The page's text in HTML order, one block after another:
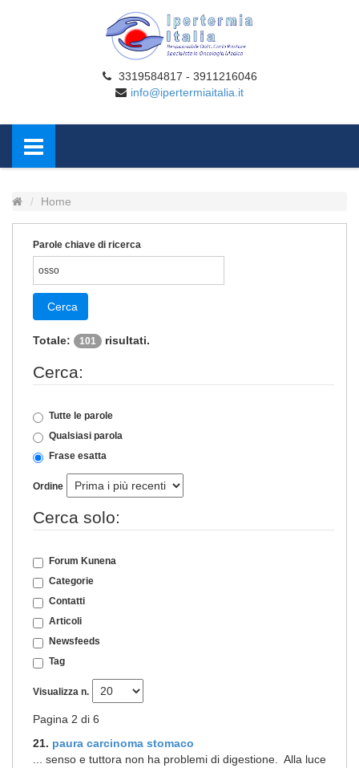
3319584817 - 3911216046
info@ipertermiaitalia.it
Home
Parole chiave di ricerca
Cerca
Totale: 101 risultati.
Cerca:
Tutte le parole
Qualsiasi parola
Frase esatta
Ordine
Cerca solo:
Forum Kunena
Categorie
Contatti
Articoli
Newsfeeds
Tag
Visualizza n.
Pagina 2 di 6
21. paura carcinoma stomaco
... senso e tuttora non ha problemi di digestione. Alla luce